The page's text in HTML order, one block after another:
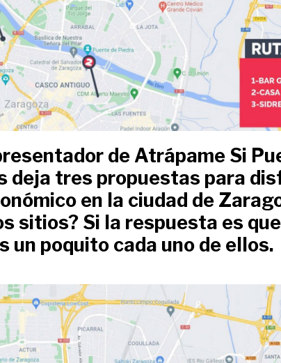
de Atrápame Si
deja tres propuestas para
en la ciudad de
sitios? Si la respuesta es
un poquito cada uno de ellos.